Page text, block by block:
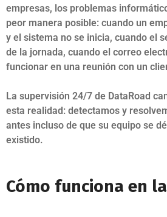
empresas, los problemas
peor manera posible: cuando un
y el sistema no se inicia, cuando el
de la jornada, cuando el correo
funcionar en una reunión con un
La supervisión 24/7 de DataRoad
esta realidad: detectamos y
antes incluso de que su equipo se
existido.
Cómo funciona en